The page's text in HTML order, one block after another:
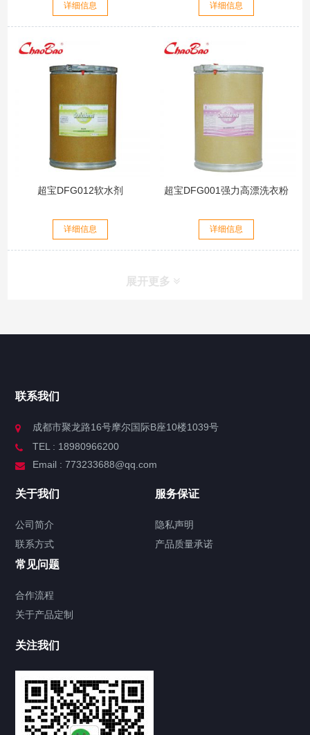
详细信息 详细信息
超宝DFG012软水剂
详细信息
超宝DFG001强力高漂洗衣粉
详细信息
展开更多
联系我们
成都市聚龙路16号摩尔国际B座10楼1039号
TEL : 18980966200
Email : 773233688@qq.com
关于我们
公司简介
联系方式
服务保证
隐私声明
产品质量承诺
常见问题
合作流程
关于产品定制
关注我们